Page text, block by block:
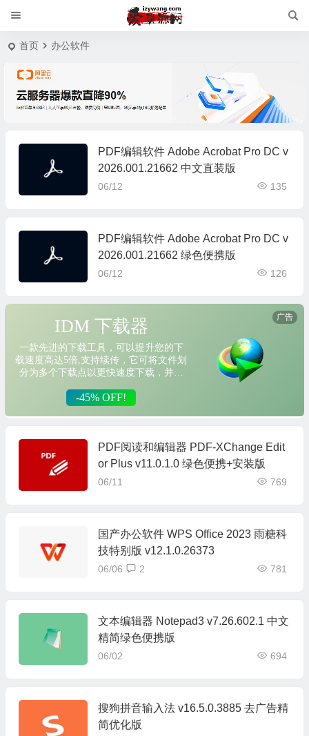
首页 办公软件
PDF编辑软件 Adobe Acrobat Pro DC v
2026.001.21662 中文直装版
06/12 135
PDF编辑软件 Adobe Acrobat Pro DC v
2026.001.21662 绿色便携版
06/12 126
PDF阅读和编辑器 PDF-XChange Edit
or Plus v11.0.1.0 绿色便携+安装版
06/11 769
国产办公软件 WPS Office 2023 雨糖科
技特别版 v12.1.0.26373
06/06 781
2
文本编辑器 Notepad3 v7.26.602.1 中文
精简绿色便携版
06/02 694
搜狗拼音输入法 v16.5.0.3885 去广告精
简优化版